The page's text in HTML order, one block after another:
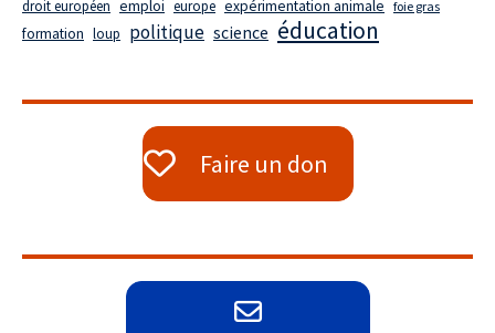
droit européen emploi europe expérimentation animale foie gras
formation loup politique science éducation
Faire un don